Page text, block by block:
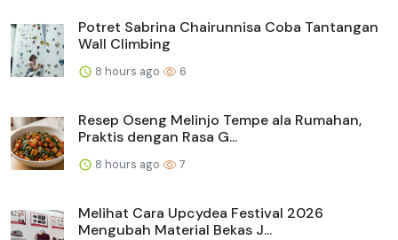
Potret Sabrina Chairunnisa Coba Tantangan
Wall Climbing
8 hours ago 6
Resep Oseng Melinjo Tempe ala Rumahan,
Praktis dengan Rasa G...
8 hours ago 7
Melihat Cara Upcydea Festival 2026
Mengubah Material Bekas J...